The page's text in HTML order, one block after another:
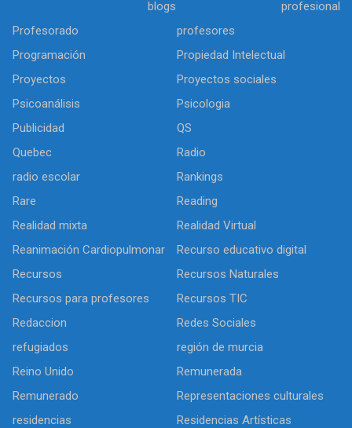
blogs
profesional
Profesorado
profesores
Programación
Propiedad Intelectual
Proyectos
Proyectos sociales
Psicoanálisis
Psicologia
Publicidad
QS
Quebec
Radio
radio escolar
Rankings
Rare
Reading
Realidad mixta
Realidad Virtual
Reanimación Cardiopulmonar
Recurso educativo digital
Recursos
Recursos Naturales
Recursos para profesores
Recursos TIC
Redaccion
Redes Sociales
refugiados
región de murcia
Reino Unido
Remunerada
Remunerado
Representaciones culturales
residencias
Residencias Artísticas